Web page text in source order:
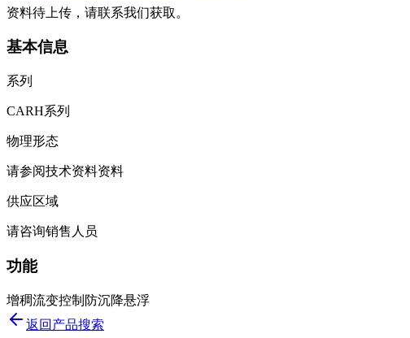
资料待上传，请联系我们获取。
基本信息
系列
CARH系列
物理形态
请参阅技术资料资料
供应区域
请咨询销售人员
功能
增稠流变控制 防沉降悬浮
返回产品搜索